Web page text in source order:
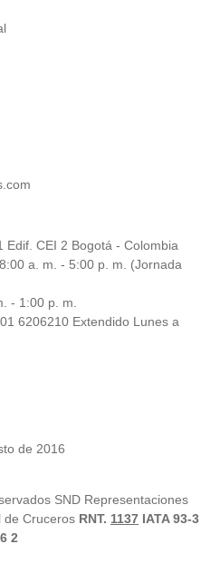
Edif. CEI 2 Bogotá - Colombia
a. m. - 5:00 p. m. (Jornada
- 1:00 p. m.
6206210 Extendido Lunes a
de 2016
SND Representaciones
de Cruceros RNT. 1137 IATA 93-3
2